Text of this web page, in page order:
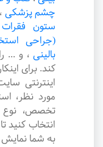
چشم پزشکی ،
ستون فقرات
(جراحی
بالینی ، و ...
کند. برای
اینترنتی
مورد نظر،
تخصص،
انتخاب کنید
به شما